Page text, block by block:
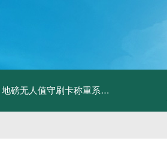
地磅无人值守刷卡称重系统 SCS食品厂